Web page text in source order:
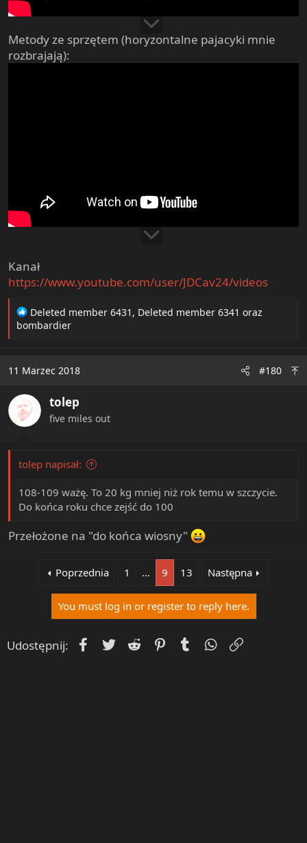
Metody ze sprzętem (horyzontalne pajacyki mnie
rozbrajają):
Kanał
https://www.youtube.com/user/JDCav24/videos
R
e
i
n
s
:
Deleted member 6431 , Deleted member 6341 oraz
bombardier
11 Marzec 2018 #180
tolep
five miles out
tolep napisał:
108-109 ważę. To 20 kg mniej niż rok temu w szczycie.
Do końca roku chce zejść do 100
Przełożone na "do końca wiosny"
Poprzednia 1 … 9 13 Następna
You must log in or register to reply here.
Udostępnij: Facebook
Twitter Reddit PinterestTumblrWhatsApp